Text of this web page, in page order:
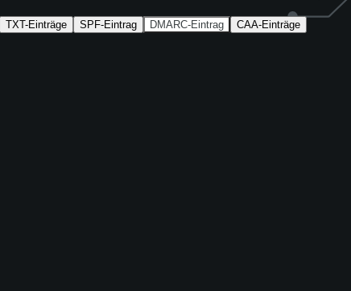
TXT-Einträge SPF-Eintrag DMARC-Eintrag CAA-Einträge